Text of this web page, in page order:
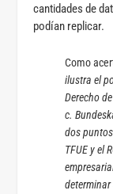
cantidades de
podían replicar.
Como
ilustra el
Derecho
c.
dos
TFUE y el